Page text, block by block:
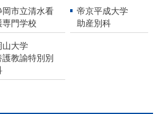
岡市立清水看
専門学校
帝京平成大学
助産別科
山大学
護教諭特別別